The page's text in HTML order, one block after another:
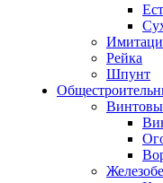
Рейка
Шпунт